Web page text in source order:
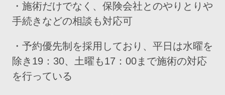
・施術だけでなく、保険会社とのやりとりや
手続きなどの相談も対応可
・予約優先制を採用しており、平日は水曜を
除き19：30、土曜も17：00まで施術の対応
を行っている